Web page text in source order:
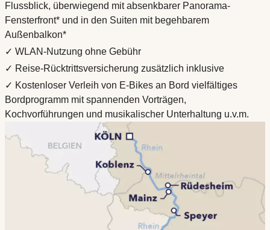
Flussblick, überwiegend mit absenkbarer Panorama-
Fensterfront* und in den Suiten mit begehbarem
Außenbalkon*
✓ WLAN-Nutzung ohne Gebühr
✓ Reise-Rücktrittsversicherung zusätzlich inklusive
✓ Kostenloser Verleih von E-Bikes an Bord vielfältiges
Bordprogramm mit spannenden Vorträgen,
Kochvorführungen und musikalischer Unterhaltung u.v.m.